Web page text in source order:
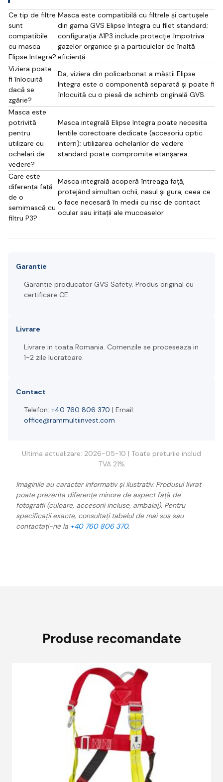
Ce tip de filtre
sunt
compatibile
cu masca
Elipse Integra?
Masca este compatibilă cu filtrele și cartușele
din gama GVS Elipse Integra cu filet standard;
configurația A1P3 include protecție împotriva
gazelor organice și a particulelor de înaltă
eficiență.
Viziera poate
fi înlocuită
dacă se
zgârie?
Da, viziera din policarbonat a măștii Elipse
Integra este o componentă separată și poate fi
înlocuită cu o piesă de schimb originală GVS.
Masca este
potrivită
pentru
utilizare cu
ochelari de
vedere?
Masca integrală Elipse Integra poate necesita
lentile corectoare dedicate (accesoriu optic
intern); utilizarea ochelarilor de vedere
standard poate compromite etanșarea.
Care este
diferența față
de o
semimască cu
filtru P3?
Masca integrală acoperă întreaga față,
protejând simultan ochii, nasul și gura, ceea ce
o face necesară în medii cu risc de contact
ocular sau iritații ale mucoaselor.
Garantie
Garantie producator GVS Safety. Produs original cu
certificare CE.
Livrare
Livrare in toata Romania. Comenzile se proceseaza in
1-2 zile lucratoare.
Contact
Telefon: +40 760 806 370 | Email:
office@rammultiinvest.com
Ultima actualizare: 2026-05-10 | Toate preturile includ
TVA 21%
Imaginile au caracter informativ și ilustrativ. Produsul livrat
poate prezenta diferențe minore de aspect față de
fotografii (culoare, accesorii incluse, ambalaj). Pentru
specificații exacte, consultați tabelul de mai sus sau
contactați-ne la +40 760 806 370.
Produse recomandate